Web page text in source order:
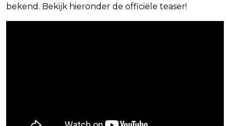
bekend. Bekijk hieronder de officiële teaser!